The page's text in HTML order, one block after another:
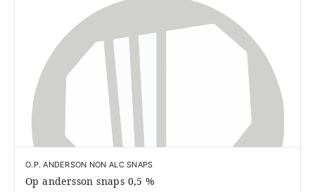
O.P. ANDERSON NON ALC SNAPS
Op andersson snaps 0,5 %